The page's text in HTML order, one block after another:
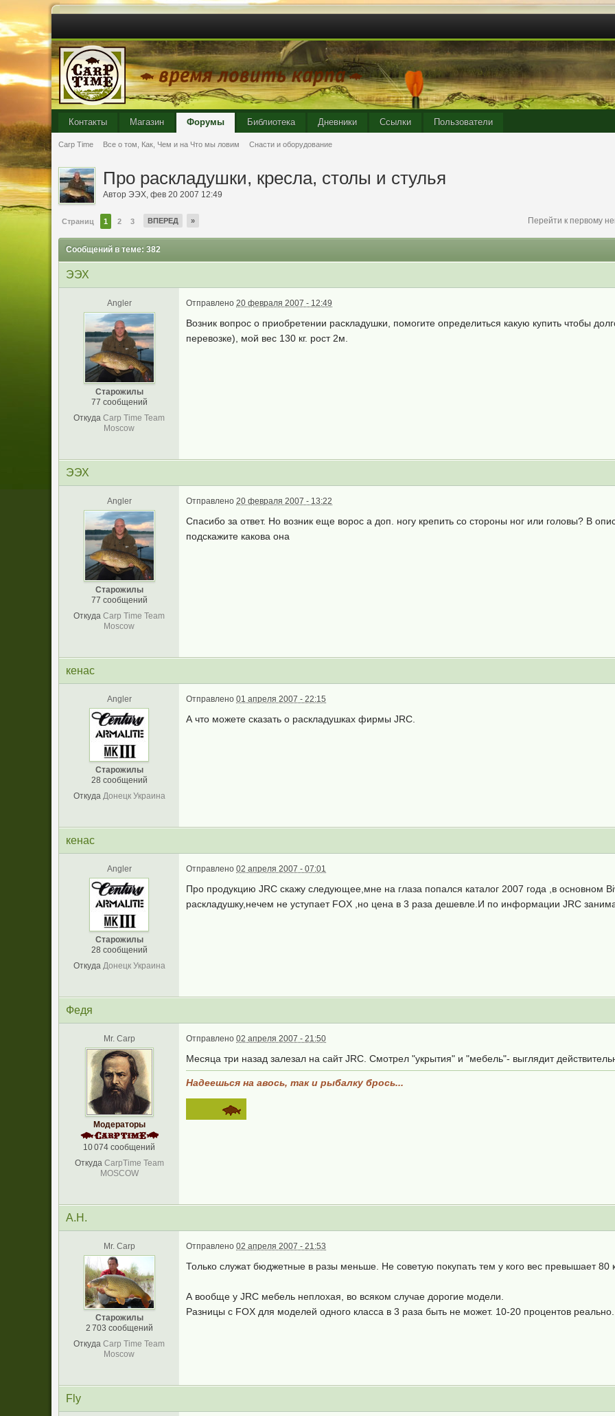
Контакты Магазин Форумы Библиотека Дневники Ссылки Пользователи
Carp Time Все о том, Как, Чем и на Что мы ловим Снасти и оборудование
Про раскладушки, кресла, столы и стулья
Автор ЭЭХ, фев 20 2007 12:49
Страниц 1 2 3 ВПЕРЕД » Перейти к первому
Сообщений в теме: 382
ЭЭХ
Angler
Старожилы
77 сообщений
Откуда Carp Time Team
Moscow
Отправлено20 февраля 2007 - 12:49
Возник вопрос о приобретении раскладушки, помогите определиться какую купить чтобы
перевозке), мой вес 130 кг. рост 2м.
ЭЭХ
Angler
Старожилы
77 сообщений
Откуда Carp Time Team
Moscow
Отправлено20 февраля 2007 - 13:22
Спасибо за ответ. Но возник еще ворос а доп. ногу крепить со стороны ног или головы? В
подскажите какова она
кенас
Angler
Старожилы
28 сообщений
Откуда Донецк Украина
Отправлено01 апреля 2007 - 22:15
А что можете сказать о раскладушках фирмы JRC.
кенас
Angler
Старожилы
28 сообщений
Откуда Донецк Украина
Отправлено02 апреля 2007 - 07:01
Про продукцию JRC скажу следующее,мне на глаза попался каталог 2007 года ,в основном
раскладушку,нечем не уступает FOX ,но цена в 3 раза дешевле.И по информации JRC
Федя
Mr. Carp
Модераторы
10 074 сообщений
Откуда CarpTime Team
MOSCOW
Отправлено02 апреля 2007 - 21:50
Месяца три назад залезал на сайт JRC. Смотрел "укрытия" и "мебель"- выглядит
Надеешься на авось, так и рыбалку брось...
А.Н.
Mr. Carp
Старожилы
2 703 сообщений
Откуда Carp Time Team
Moscow
Отправлено02 апреля 2007 - 21:53
Только служат бюджетные в разы меньше. Не советую покупать тем у кого вес превышает 80
А вообще у JRC мебель неплохая, во всяком случае дорогие модели.
Разницы с FOX для моделей одного класса в 3 раза быть не может. 10-20 процентов
Fly